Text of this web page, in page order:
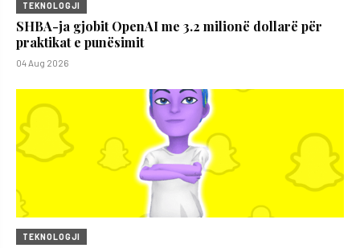
TEKNOLOGJI
SHBA-ja gjobit OpenAI me 3.2 milionë dollarë për
praktikat e punësimit
04 Aug 2026
TEKNOLOGJI